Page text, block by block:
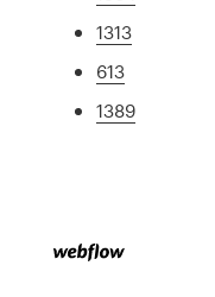
1313
613
1389